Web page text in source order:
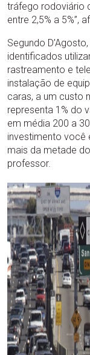
tráfego rodoviário
entre 2,5% a 5%”,
Segundo
identificados
rastreamento e
instalação de
caras, a um custo
representa 1% do
em média 200 a
investimento você
mais da metade
professor.